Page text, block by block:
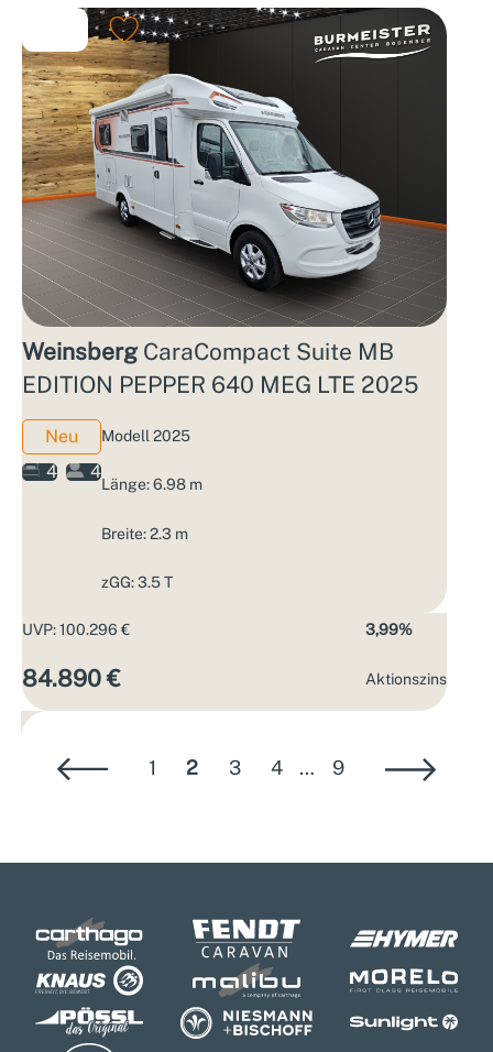
Weinsberg CaraCompact Suite MB
EDITION PEPPER 640 MEG LTE 2025
Neu
4
4
Modell 2025
Länge: 6.98 m
Breite: 2.3 m
zGG: 3.5 T
UVP: 100.296 €
84.890 €
3,99%
Aktions­zins
1 2 3 4 … 9